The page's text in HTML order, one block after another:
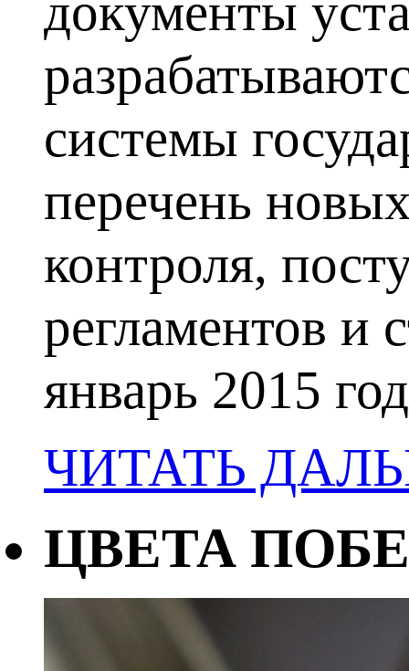
документы
системы
перечень
контроля,
регламентов и
январь 2015
ЧИТАТЬ
ЦВЕТА